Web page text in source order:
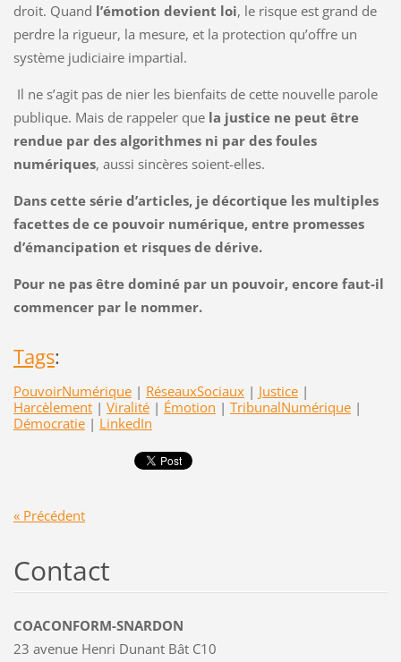
droit. Quand l’émotion devient loi, le risque est grand de
perdre la rigueur, la mesure, et la protection qu’offre un
système judiciaire impartial.
Il ne s’agit pas de nier les bienfaits de cette nouvelle parole
publique. Mais de rappeler que la justice ne peut être
rendue par des algorithmes ni par des foules
numériques, aussi sincères soient-elles.
Dans cette série d’articles, je décortique les multiples
facettes de ce pouvoir numérique, entre promesses
d’émancipation et risques de dérive.
Pour ne pas être dominé par un pouvoir, encore faut-il
commencer par le nommer.
Tags:
PouvoirNumérique | RéseauxSociaux | Justice |
Harcèlement | Viralité | Émotion | TribunalNumérique |
Démocratie | LinkedIn
« Précédent
Contact
COACONFORM-SNARDON
23 avenue Henri Dunant Bât C10